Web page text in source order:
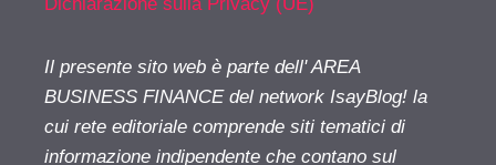
Il presente sito web è parte dell' AREA
BUSINESS FINANCE del network IsayBlog! la
cui rete editoriale comprende siti tematici di
informazione indipendente che contano sul